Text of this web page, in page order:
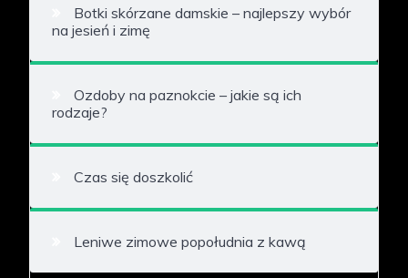
Botki skórzane damskie – najlepszy wybór
na jesień i zimę
Ozdoby na paznokcie – jakie są ich
rodzaje?
Czas się doszkolić
Leniwe zimowe popołudnia z kawą